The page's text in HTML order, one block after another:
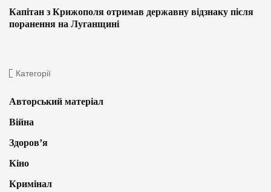
Капітан з Крижополя отримав державну відзнаку після
поранення на Луганщині
Категорії
Авторський матеріал
Війна
Здоров’я
Кіно
Кримінал